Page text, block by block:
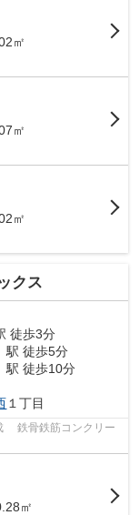
㎡
㎡
㎡
クス
徒歩3分
駅 徒歩5分
駅 徒歩10分
１丁目
】駅より徒歩6分
㎡